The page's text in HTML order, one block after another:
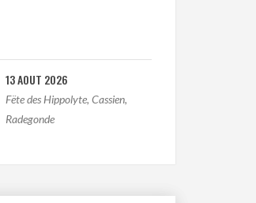
13 AOUT 2026
Fëte des Hippolyte, Cassien,
Radegonde